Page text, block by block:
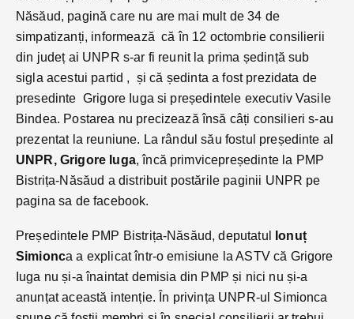
Năsăud, pagină care nu are mai mult de 34 de
simpatizanți, informează că în 12 octombrie consilierii
din județ ai UNPR s-ar fi reunit la prima ședință sub
sigla acestui partid , și că ședinta a fost prezidata de
presedinte Grigore Iuga si președintele executiv Vasile
Bindea. Postarea nu precizează însă câți consilieri s-au
prezentat la reuniune. La rândul său fostul președinte al
UNPR, Grigore Iuga, încă primvicepreședinte la PMP
Bistrița-Năsăud a distribuit postările paginii UNPR pe
pagina sa de facebook.
Președintele PMP Bistrița-Năsăud, deputatul
Ionuț
Simionca a explicat într-o emisiune la ASTV că Grigore
Iuga nu și-a înaintat demisia din PMP și nici nu și-a
anunțat această intenție. În privința UNPR-ul Simionca